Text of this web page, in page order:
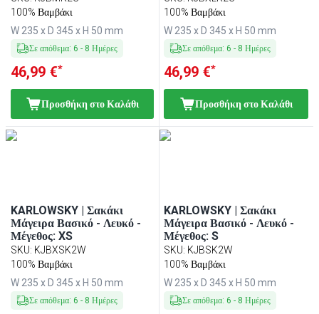
100% Βαμβάκι
W 235 x D 345 x H 50 mm
Σε απόθεμα: 6 - 8 Ημέρες
46,99 €*
Προσθήκη στο Καλάθι
100% Βαμβάκι
W 235 x D 345 x H 50 mm
Σε απόθεμα: 6 - 8 Ημέρες
46,99 €*
Προσθήκη στο Καλάθι
KARLOWSKY | Σακάκι
Μάγειρα Βασικό - Λευκό -
Μέγεθος: XS
SKU: KJBXSK2W
100% Βαμβάκι
W 235 x D 345 x H 50 mm
Σε απόθεμα: 6 - 8 Ημέρες
KARLOWSKY | Σακάκι
Μάγειρα Βασικό - Λευκό -
Μέγεθος: S
SKU: KJBSK2W
100% Βαμβάκι
W 235 x D 345 x H 50 mm
Σε απόθεμα: 6 - 8 Ημέρες